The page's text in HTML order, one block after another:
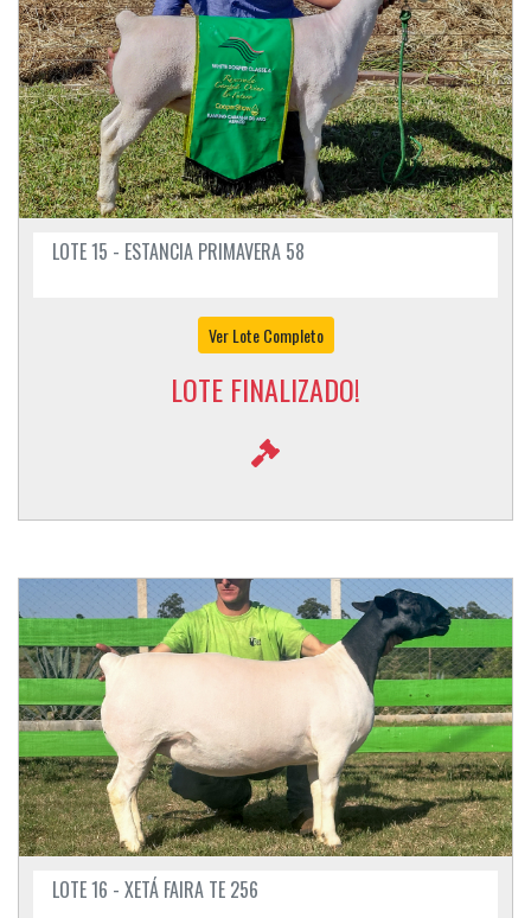
LOTE 15 - ESTANCIA PRIMAVERA 58
Ver Lote Completo
LOTE FINALIZADO!
LOTE 16 - XETÁ FAIRA TE 256